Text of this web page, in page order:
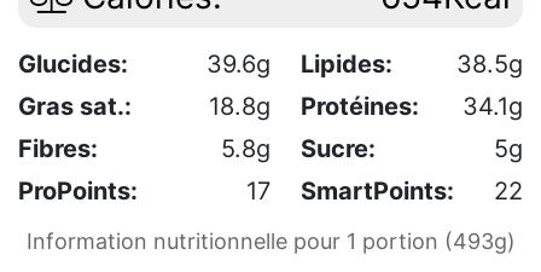
Glucides: 39.6g Lipides:
38.5g
Gras sat.:
18.8g Protéines:
34.1g
Fibres:
5.8g Sucre:
5g
ProPoints:
17 SmartPoints: 22
Information nutritionnelle pour 1 portion (493g)